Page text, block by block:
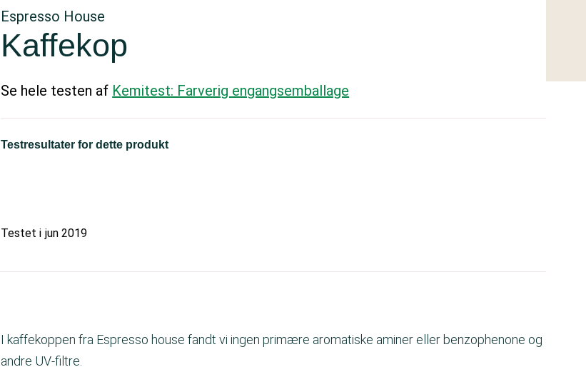
Espresso House
Kaffekop
Se hele testen af Kemitest: Farverig engangsemballage
Testresultater for dette produkt
Testet i jun 2019
I kaffekoppen fra Espresso house fandt vi ingen primære aromatiske aminer eller benzophenone og
andre UV-filtre.